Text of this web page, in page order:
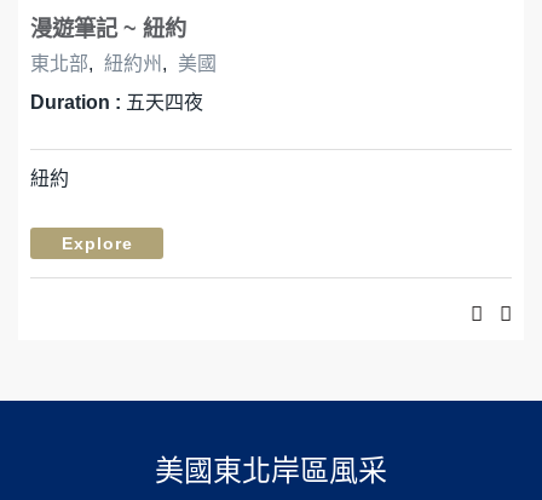
漫遊筆記 ~ 紐約
東北部, 紐約州 ,
美國
Duration : 五天四夜
紐約
Explore
美國東北岸區風采